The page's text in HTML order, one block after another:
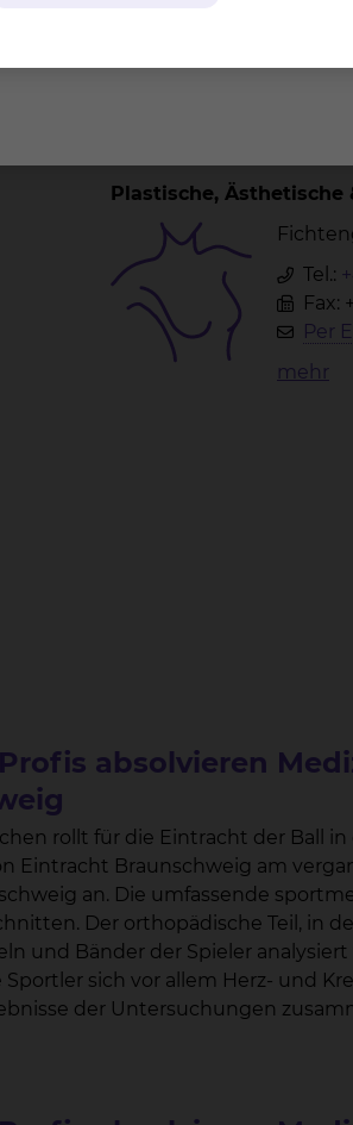
Plastische, Ästhetische
Tel.:
Fax:
Per
mehr
absolvieren
die Eintracht der Ball in der 3. Liga. Bevor es soweit ist,
Eintracht Braunschweig am
Untersuchung besteht aus
Bewegungsapparat wie
und Bänder der Spieler
sich vor allem Herz- und
der Untersuchungen